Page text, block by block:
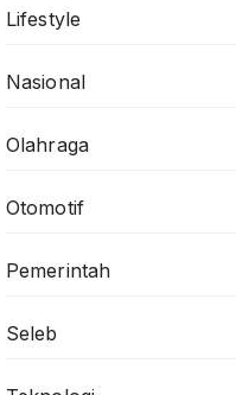
Lifestyle
Nasional
Olahraga
Otomotif
Pemerintah
Seleb